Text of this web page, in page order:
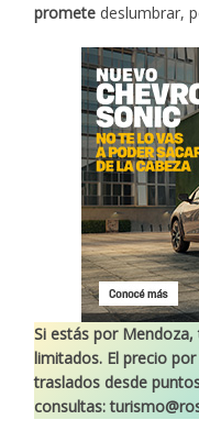
promete deslumbrar,
Si estás por
limitados. El precio
traslados desde
consultas: